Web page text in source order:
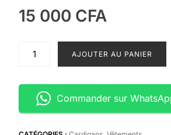
15 000 CFA
+
Voile
AJOUTER AU PANIER
Commander sur